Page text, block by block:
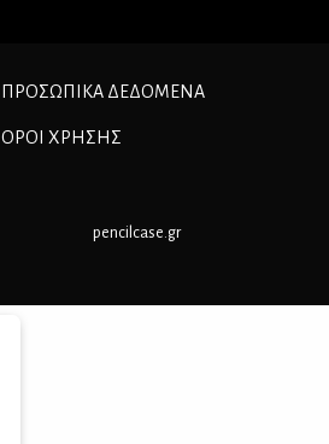
ΠΡΟΣΩΠΙΚΆ ΔΕΔΟΜΈΝΑ
ΟΡΟΙ ΧΡΗΣΗΣ
pencilcase.gr